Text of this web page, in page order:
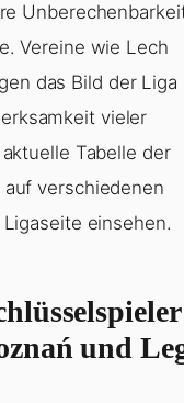
Vereine wie Lech
das Bild der Liga
vieler
Tabelle der
verschiedenen
einsehen.
und